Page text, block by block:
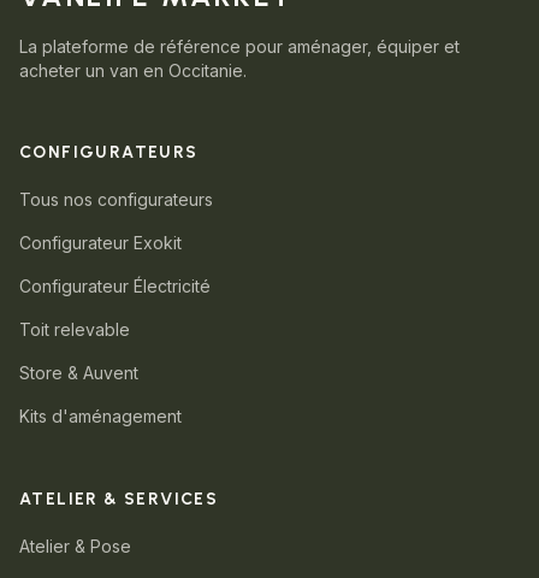
La plateforme de référence pour aménager, équiper et
acheter un van en Occitanie.
CONFIGURATEURS
Tous nos configurateurs
Configurateur Exokit
Configurateur Électricité
Toit relevable
Store & Auvent
Kits d'aménagement
ATELIER & SERVICES
Atelier & Pose